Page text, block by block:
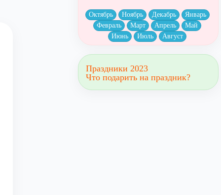
Октябрь Ноябрь Декабрь
Январь
Февраль
Март Апрель
Май
Июнь
Июль Август
Праздники 2023
Что подарить на праздник?